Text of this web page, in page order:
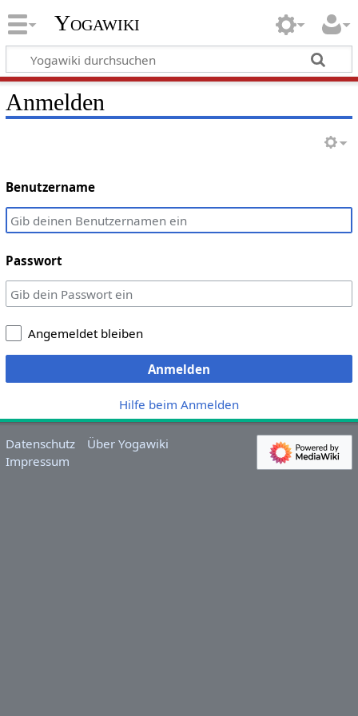
Yogawiki
Anmelden
Benutzername
Passwort
Angemeldet bleiben
Anmelden
Hilfe beim Anmelden
Datenschutz
Über Yogawiki
Impressum